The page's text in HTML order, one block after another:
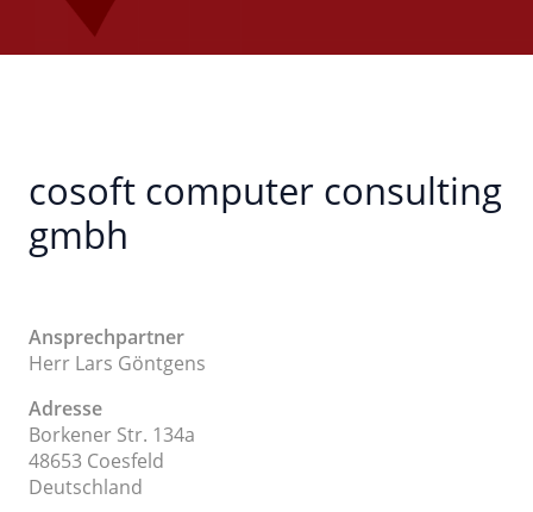
cosoft computer consulting
gmbh
Ansprechpartner
Herr Lars Göntgens
Adresse
Borkener Str. 134a
48653 Coesfeld
Deutschland